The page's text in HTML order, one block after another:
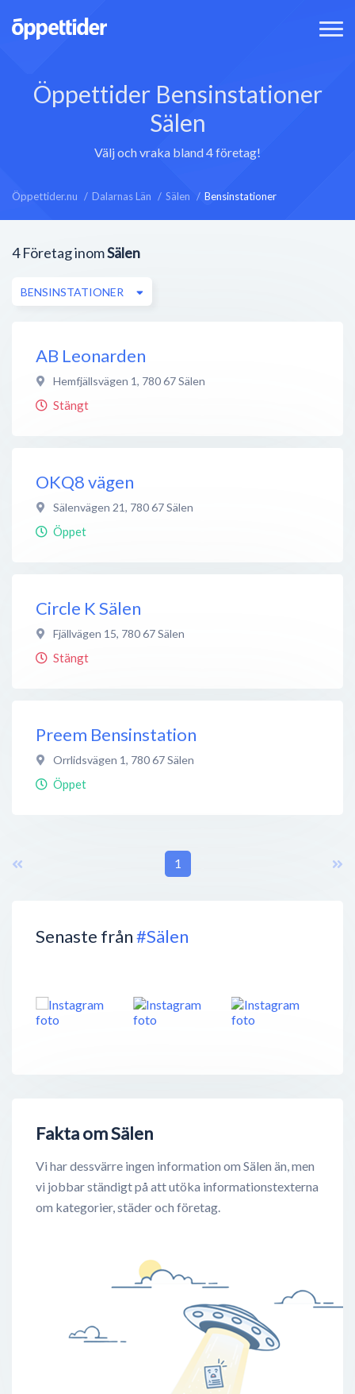
Öppettider Bensinstationer
Sälen
Välj och vraka bland 4 företag!
Öppettider.nu Dalarnas Län Sälen Bensinstationer
Senaste från#Sälen
Fakta om Sälen
Vi har dessvärre ingen information om Sälen än, men
vi jobbar ständigt på att utöka informationstexterna
om kategorier, städer och företag.
4 Företag inomSälen
BENSINSTATIONER
AB Leonarden
Hemfjällsvägen 1, 780 67Sälen
Stängt
OKQ8 vägen
Sälenvägen 21, 780 67Sälen
Öppet
Circle K Sälen
Fjällvägen 15, 780 67Sälen
Stängt
Preem Bensinstation
Orrlidsvägen 1, 780 67Sälen
Öppet
1